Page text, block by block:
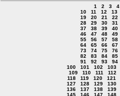
1
2 3 4
10
11 12 13
19
20 21 22
28
29 30 31
37
38 39 40
46
47 48 49
55
56 57 58
64
65 66 67
73
74 75 76
82
83 84 85
91
92 93 94
100
101 102 103
109
110 111 112
118
119 120 121
127
128 129 130
136
137 138 139